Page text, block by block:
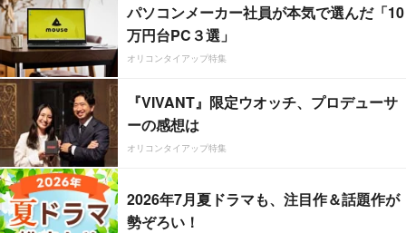
パソコンメーカー社員が本気で選んだ「10
万円台PC３選」
オリコンタイアップ特集
『VIVANT』限定ウオッチ、プロデューサ
ーの感想は
オリコンタイアップ特集
2026年7月夏ドラマも、注目作＆話題作が
勢ぞろい！